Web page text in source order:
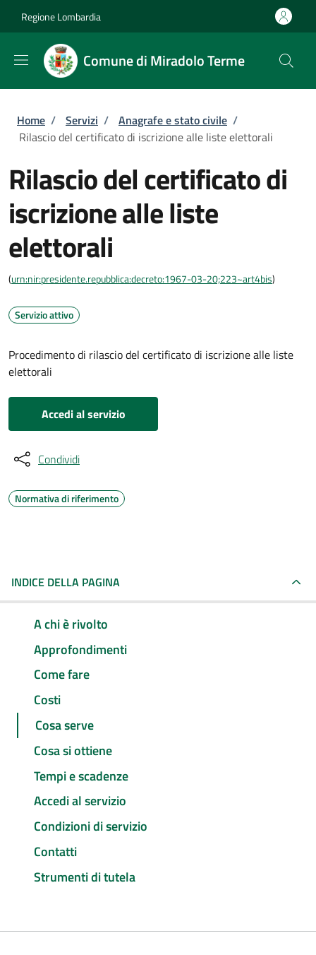
Regione Lombardia
Comune di Miradolo Terme
Briciole di pane
Home / Servizi / Anagrafe e stato civile /
Rilascio del certificato di iscrizione alle liste elettorali
Rilascio del certificato di
iscrizione alle liste
elettorali
(urn:nir:presidente.repubblica:decreto:1967-03-20;223~art4bis)
Servizio attivo
Procedimento di rilascio del certificato di iscrizione alle liste
elettorali
Accedi al servizio
Condividi
Normativa di riferimento
INDICE DELLA PAGINA
A chi è rivolto
Approfondimenti
Come fare
Costi
Cosa serve
Cosa si ottiene
Tempi e scadenze
Accedi al servizio
Condizioni di servizio
Contatti
Strumenti di tutela